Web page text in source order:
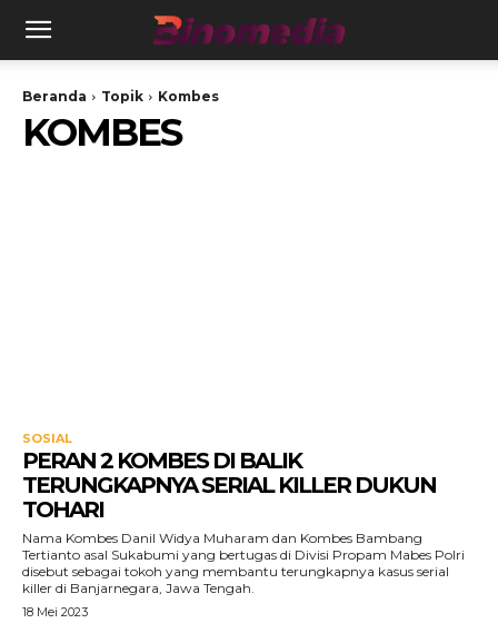
Beranda Topik Kombes
KOMBES
SOSIAL
PERAN 2 KOMBES DI BALIK
TERUNGKAPNYA SERIAL KILLER DUKUN
TOHARI
Nama Kombes Danil Widya Muharam dan Kombes Bambang
Tertianto asal Sukabumi yang bertugas di Divisi Propam Mabes Polri
disebut sebagai tokoh yang membantu terungkapnya kasus serial
killer di Banjarnegara, Jawa Tengah.
18 Mei 2023